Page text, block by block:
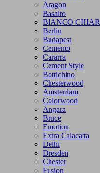
Aragon
Basalto
BIANCO
Berlin
Budapest
Cemento
Cararra
Cement Style
Bottichino
Chesterwood
Amsterdam
Colorwood
Angara
Bruce
Emotion
Extra Calacatta
Delhi
Dresden
Chester
Fusion